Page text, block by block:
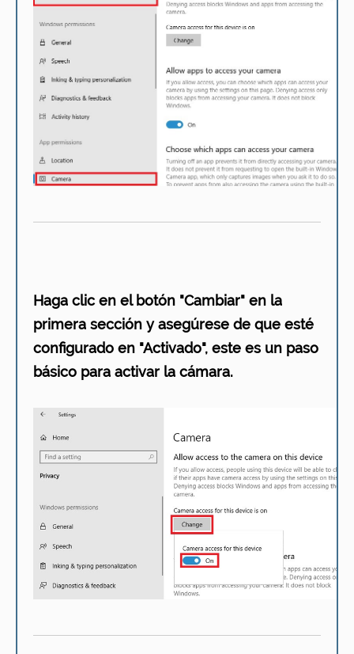
Haga clic en el botón "Cambiar" en la
primera sección y asegúrese de que esté
configurado en "Activado", este es un paso
básico para activar la cámara.